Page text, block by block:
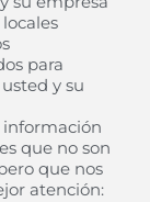
para
y su
información
que no son
que nos
atención: